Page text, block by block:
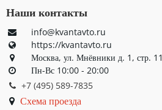
Наши контакты
info@kvantavto.ru
https://kvantavto.ru
Москва, ул. Мнёвники д. 1, стр. 11
Пн-Вс 10:00 - 20:00
+7 (495) 589-7835
Схема проезда